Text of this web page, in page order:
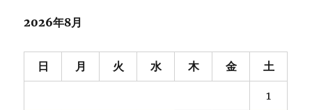
2026年8月
日 月 火 水 木 金 土
1